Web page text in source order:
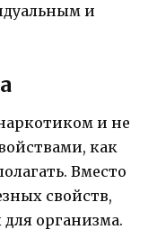
и
и не
как
Вместо
свойств,
организма.